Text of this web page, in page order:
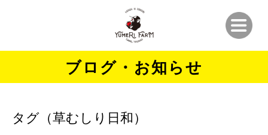
ブログ・お知らせ
タグ（草むしり日和）